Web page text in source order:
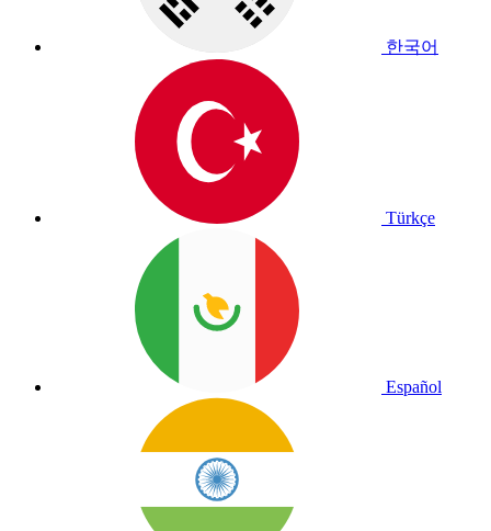
한국어
Türkçe
Español